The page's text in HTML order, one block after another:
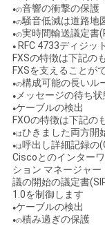
●の音響の衝撃の保護
●の騒音低減は道路地
●の実時間輸送議定書
●RFC 4733ディジッ
FXSの特徴は下記の
FXSを支えることが
●の構成可能の長いル
●メッセージの待ち
●ケーブルの検出
FXOの特徴は下記の
●はひきました両方開
●は呼出し詳細記録の
Ciscoとのインター
ション マネージャ
議の開始の議定書
1.0を制御します
●ケーブルの検出
●の積み過ぎの保護